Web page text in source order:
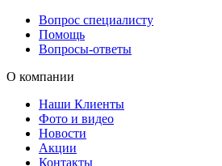
Вопрос специалисту
Помощь
Вопросы-ответы
О компании
Наши Клиенты
Фото и видео
Новости
Акции
Контакты